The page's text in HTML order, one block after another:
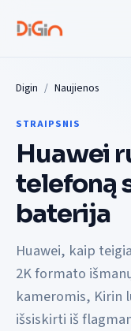
Digin Naujienos
STRAIPSNIS
Huawei
telefoną
baterija
Huawei, kaip
2K formato
kameromis, Kirin
išsiskirti iš